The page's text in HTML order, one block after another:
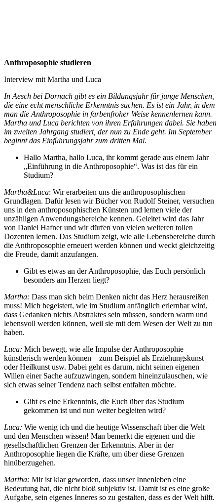
Anthroposophie studieren
Interview mit Martha und Luca
In Aesch bei Dornach gibt es ein Bildungsjahr für junge Menschen,
die eine echt menschliche Erkenntnis suchen. Es ist ein Jahr, in dem
man die Anthroposophie in farbenfroher Weise kennenlernen kann.
Martha und Luca berichten von ihren Erfahrungen dabei. Sie haben
im zweiten Jahrgang studiert, der nun zu Ende geht. Im September
beginnt das Einführungsjahr zum dritten Mal.
Hallo Martha, hallo Luca, ihr kommt gerade aus einem Jahr
„Einführung in die Anthroposophie“. Was ist das für ein
Studium?
Martha&Luca: Wir erarbeiten uns die anthroposophischen
Grundlagen. Dafür lesen wir Bücher von Rudolf Steiner, versuchen
uns in den anthroposophischen Künsten und lernen viele der
unzähligen Anwendungsbereiche kennen. Geleitet wird das Jahr
von Daniel Hafner und wir dürfen von vielen weiteren tollen
Dozenten lernen. Das Studium zeigt, wie alle Lebensbereiche durch
die Anthroposophie erneuert werden können und weckt gleichzeitig
die Freude, damit anzufangen.
Gibt es etwas an der Anthroposophie, das Euch persönlich
besonders am Herzen liegt?
Martha: Dass man sich beim Denken nicht das Herz herausreißen
muss! Mich begeistert, wie im Studium anfänglich erlernbar wird,
dass Gedanken nichts Abstraktes sein müssen, sondern warm und
lebensvoll werden können, weil sie mit dem Wesen der Welt zu tun
haben.
Luca: Mich bewegt, wie alle Impulse der Anthroposophie
künstlerisch werden können – zum Beispiel als Erziehungskunst
oder Heilkunst usw. Dabei geht es darum, nicht seinen eigenen
Willen einer Sache aufzuzwingen, sondern hineinzulauschen, wie
sich etwas seiner Tendenz nach selbst entfalten möchte.
Gibt es eine Erkenntnis, die Euch über das Studium
gekommen ist und nun weiter begleiten wird?
Luca: Wie wenig ich und die heutige Wissenschaft über die Welt
und den Menschen wissen! Man bemerkt die eigenen und die
gesellschaftlichen Grenzen der Erkenntnis. Aber in der
Anthroposophie liegen die Kräfte, um über diese Grenzen
hinüberzugehen.
Martha: Mir ist klar geworden, dass unser Innenleben eine
Bedeutung hat, die nicht bloß subjektiv ist. Damit ist es eine große
Aufgabe, sein eigenes Inneres so zu gestalten, dass es der Welt hilft.